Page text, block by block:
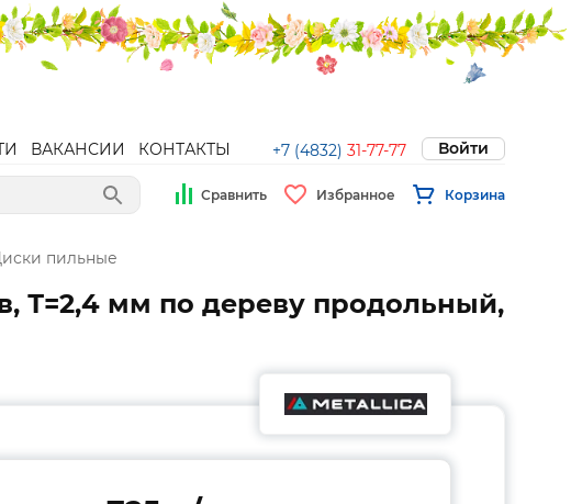
ВАКАНСИИ КОНТАКТЫ +7 (4832) 31-77-77 Войти
Сравнить Избранное Корзина
пильные
Т=2,4 мм по дереву продольный,